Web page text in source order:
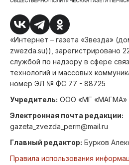
«Интернет – газета «Звезда»
zwezda.su)), зарегистрировано
службой по надзору в сфере
технологий и массовых
номер ЭЛ № ФС 77 - 88725
Учредитель: ООО «МГ «МАГМА»
Электронная почта редакции:
gazeta_zvezda_perm@mail.ru
Главный редактор: Бурков
Правила использования